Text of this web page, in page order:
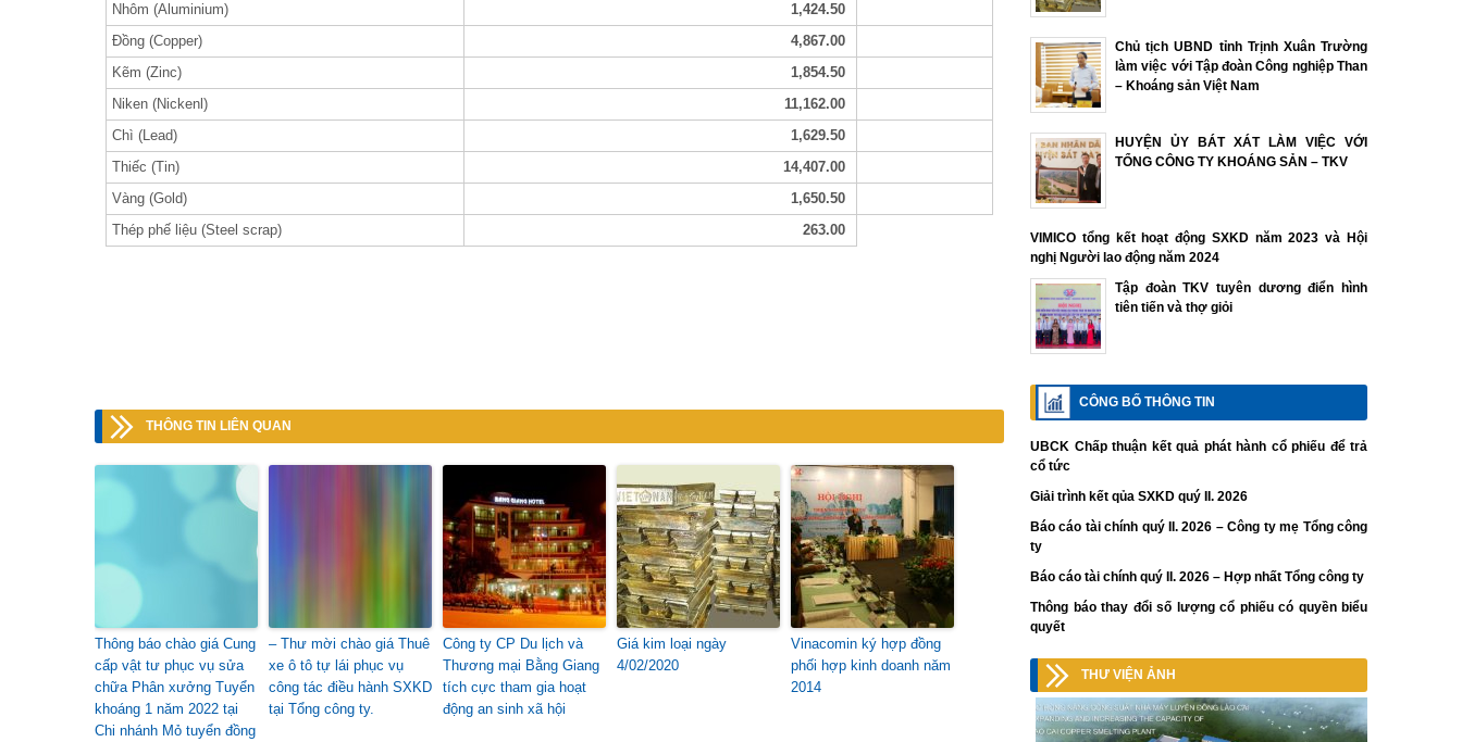
Nhôm (Aluminium)
1,424.50
Đồng (Copper)
4,867.00
Kẽm (Zinc)
1,854.50
Niken (Nickenl)
11,162.00
Chì (Lead)
1,629.50
Thiếc (Tin)
14,407.00
Vàng (Gold)
1,650.50
Thép phế liệu (Steel scrap)
263.00
THÔNG TIN LIÊN QUAN
Thông báo chào giá Cung
cấp vật tư phục vụ sửa
chữa Phân xưởng Tuyển
khoáng 1 năm 2022 tại
Chi nhánh Mỏ tuyển đồng
– Thư mời chào giá Thuê
xe ô tô tự lái phục vụ
công tác điều hành SXKD
tại Tổng công ty.
Công ty CP Du lịch và
Thương mại Bằng Giang
tích cực tham gia hoạt
động an sinh xã hội
Giá kim loại ngày
4/02/2020
Vinacomin ký hợp đồng
phối hợp kinh doanh năm
2014
Chủ tịch UBND tỉnh Trịnh Xuân Trường
làm việc với Tập đoàn Công nghiệp Than
– Khoáng sản Việt Nam
HUYỆN ỦY BÁT XÁT LÀM VIỆC VỚI
TỔNG CÔNG TY KHOÁNG SẢN – TKV
VIMICO tổng kết hoạt động SXKD năm 2023 và Hội
nghị Người lao động năm 2024
Tập đoàn TKV tuyên dương điển hình
tiên tiến và thợ giỏi
CÔNG BỐ THÔNG TIN
UBCK Chấp thuận kết quả phát hành cổ phiếu để trả
cổ tức
Giải trình kết qủa SXKD quý II. 2026
Báo cáo tài chính quý II. 2026 – Công ty mẹ Tổng công
ty
Báo cáo tài chính quý II. 2026 – Hợp nhất Tổng công ty
Thông báo thay đổi số lượng cổ phiếu có quyền biểu
quyết
THƯ VIỆN ẢNH